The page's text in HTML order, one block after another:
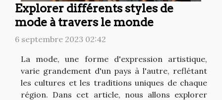
Explorer différents styles de
mode à travers le monde
6 septembre 2023 02:42
La mode, une forme d'expression artistique,
varie grandement d'un pays à l'autre, reflétant
les cultures et les traditions uniques de chaque
région. Dans cet article, nous allons explorer